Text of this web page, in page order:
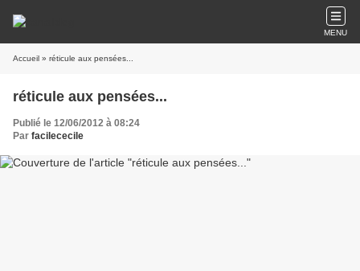
MENU
Accueil » réticule aux pensées...
réticule aux pensées...
Publié le 12/06/2012 à 08:24
Par facilececile